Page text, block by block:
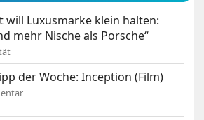
will Luxusmarke klein halten:
mehr Nische als Porsche“
der Woche: Inception (Film)